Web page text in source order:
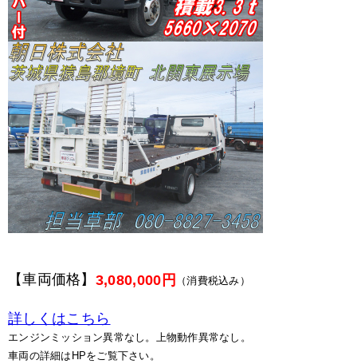
【車両価格】 3,080,000円 （消費税込み）
詳しくはこちら
エンジンミッション異常なし。上物動作異常なし。
車両の詳細はHPをご覧下さい。